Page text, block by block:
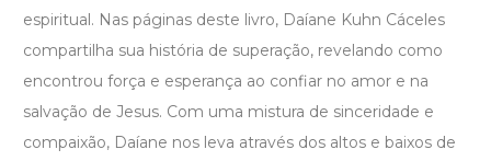
espiritual. Nas páginas deste livro, Daíane Kuhn Cáceles
compartilha sua história de superação, revelando como
encontrou força e esperança ao confiar no amor e na
salvação de Jesus. Com uma mistura de sinceridade e
compaixão, Daíane nos leva através dos altos e baixos de